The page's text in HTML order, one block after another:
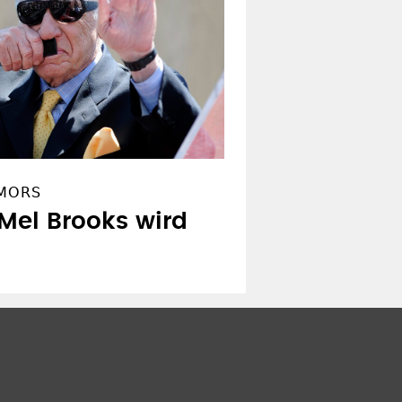
Brooks wird